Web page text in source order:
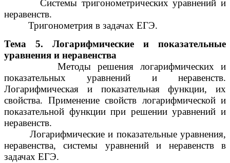
Системы тригонометрических уравнений и
неравенств.
Тригонометрия в задачах ЕГЭ.
Тема 5. Логарифмические и показательные
уравнения и неравенства
Методы решения логарифмических и
показательных уравнений и неравенств.
Логарифмическая и показательная функции, их
свойства. Применение свойств логарифмической и
показательной функции при решении уравнений и
неравенств.
Логарифмические и показательные уравнения,
неравенства, системы уравнений и неравенств в
задачах ЕГЭ.